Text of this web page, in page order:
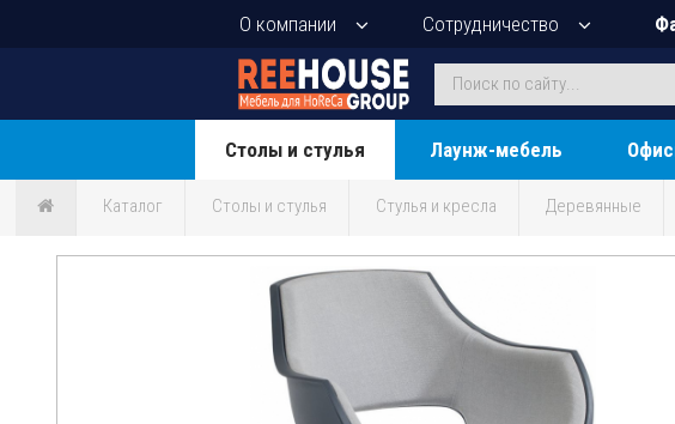
О компании Сотрудничество
Столы и стулья Лаунж-мебель
Каталог Столы и стулья Стулья и кресла Деревянные